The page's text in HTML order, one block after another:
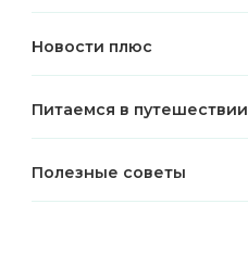
Новости плюс
Питаемся в путешествии
Полезные советы